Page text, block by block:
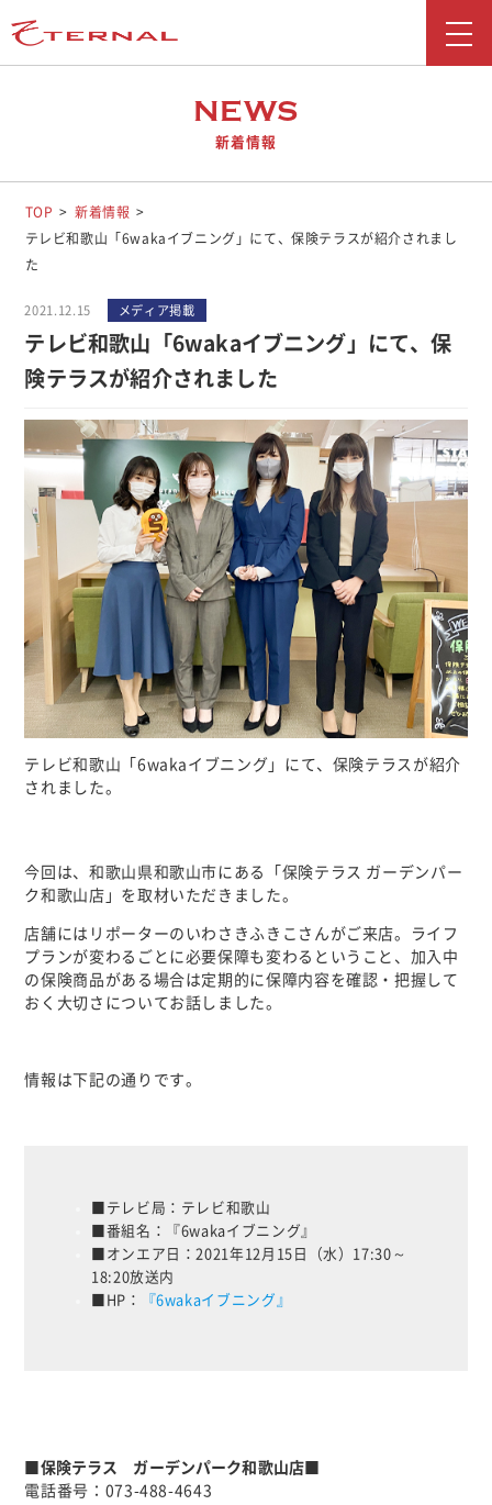
NEWS
新着情報
TOP
新着情報
テレビ和歌山「6wakaイブニング」にて、保険テラスが紹介されまし
た
2021.12.15 メディア掲載
テレビ和歌山「6wakaイブニング」にて、保
険テラスが紹介されました
テレビ和歌山「6wakaイブニング」にて、保険テラスが紹介
されました。
今回は、和歌山県和歌山市にある「保険テラス ガーデンパー
ク和歌山店」を取材いただきました。
店舗にはリポーターのいわさきふきこさんがご来店。ライフ
プランが変わるごとに必要保障も変わるということ、加入中
の保険商品がある場合は定期的に保障内容を確認・把握して
おく大切さについてお話しました。
情報は下記の通りです。
■テレビ局：テレビ和歌山
■番組名：『6wakaイブニング』
■オンエア日：2021年12月15日（水）17:30～
18:20放送内
■HP ： 『6wakaイブニング』
■保険テラス ガーデンパーク和歌山店■
電話番号：073-488-4643
お問い合わせ
広報ブログ
お客さま本位の業務運営に関する取り組み
反社会勢力に対する基本方針
個人情報について
カスタマーハラスメントに対する基本方針